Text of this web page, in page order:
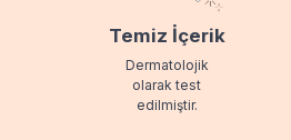
Temiz İçerik
Dermatolojik
olarak test
edilmiştir.